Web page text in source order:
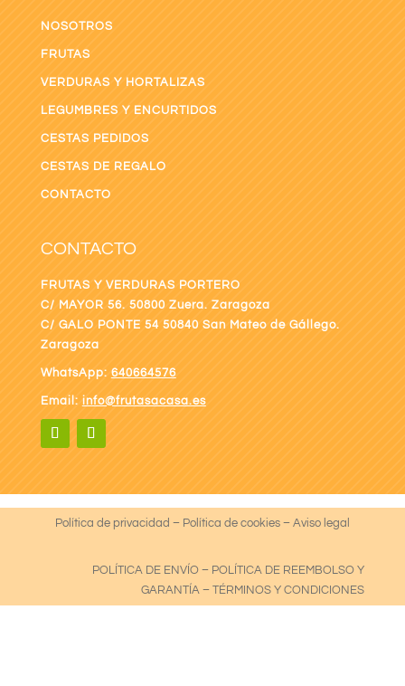
NOSOTROS
FRUTAS
VERDURAS Y HORTALIZAS
LEGUMBRES Y ENCURTIDOS
CESTAS PEDIDOS
CESTAS DE REGALO
CONTACTO
CONTACTO
FRUTAS Y VERDURAS PORTERO
C/ MAYOR 56. 50800 Zuera. Zaragoza
C/ GALO PONTE 54 50840 San Mateo de Gállego.
Zaragoza
WhatsApp: 640664576
Email: info@frutasacasa.es
Política de privacidad – Política de cookies– Aviso legal
POLÍTICA DE ENVÍO – POLÍTICA DE REEMBOLSO Y
GARANTÍA –TÉRMINOS Y CONDICIONES